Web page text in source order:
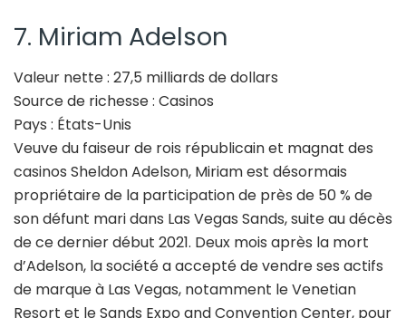
7. Miriam Adelson
Valeur nette : 27,5 milliards de dollars
Source de richesse : Casinos
Pays : États-Unis
Veuve du faiseur de rois républicain et magnat des
casinos Sheldon Adelson, Miriam est désormais
propriétaire de la participation de près de 50 % de
son défunt mari dans Las Vegas Sands, suite au décès
de ce dernier début 2021. Deux mois après la mort
d’Adelson, la société a accepté de vendre ses actifs
de marque à Las Vegas, notamment le Venetian
Resort et le Sands Expo and Convention Center, pour